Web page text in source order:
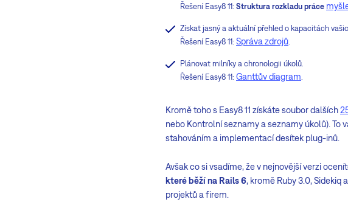
Řešení Easy8 11: Struktura rozkladu práce
Získat jasný a aktuální přehled o kapacitách
Řešení Easy8 11: Správa zdrojů.
Plánovat milníky a chronologii úkolů.
Řešení Easy8 11: Ganttův diagram.
Kromě toho s Easy8 11 získáte soubor dalších
nebo Kontrolní seznamy a seznamy úkolů). To
stahováním a implementací desítek plug-inů.
Avšak co si vsadíme, že v nejnovější verzi
které běží na Rails 6, kromě Ruby 3.0, Sidekiq
projektů a firem.